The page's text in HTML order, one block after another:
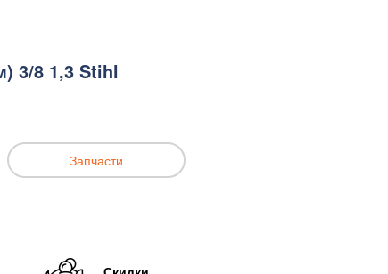
3/8 1,3 Stihl
Запчасти